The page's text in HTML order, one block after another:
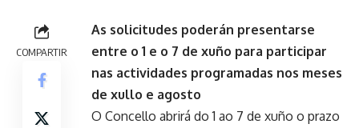
COMPARTIR
As solicitudes poderán presentarse
entre o 1 e o 7 de xuño para participar
nas actividades programadas nos meses
de xullo e agosto
O Concello abrirá do 1 ao 7 de xuño o prazo